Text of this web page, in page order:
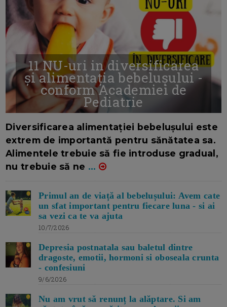
11 NU-uri in diversificarea
și alimentația bebelușului -
conform Academiei de
Pediatrie
Diversificarea alimentației bebelușului este
extrem de importantă pentru sănătatea sa.
Alimentele trebuie să fie introduse gradual,
nu trebuie să ne ...
Primul an de viață al bebelușului: Avem cate
un sfat important pentru fiecare luna - si ai
sa vezi ca te va ajuta
10/7/2026
Depresia postnatala sau baletul dintre
dragoste, emotii, hormoni si oboseala crunta
- confesiuni
9/6/2026
Nu am vrut să renunț la alăptare. Si am